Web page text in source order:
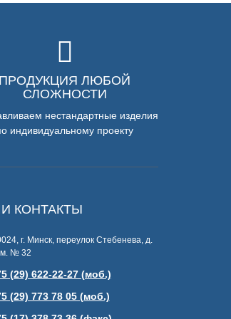
ПРОДУКЦИЯ ЛЮБОЙ
СЛОЖНОСТИ
нестандартные изделия
индивидуальному проекту
КОНТАКТЫ
г. Минск, переулок Стебенева, д.
№ 32
(29) 622-22-27 (моб.)
(29) 773 78 05 (моб.)